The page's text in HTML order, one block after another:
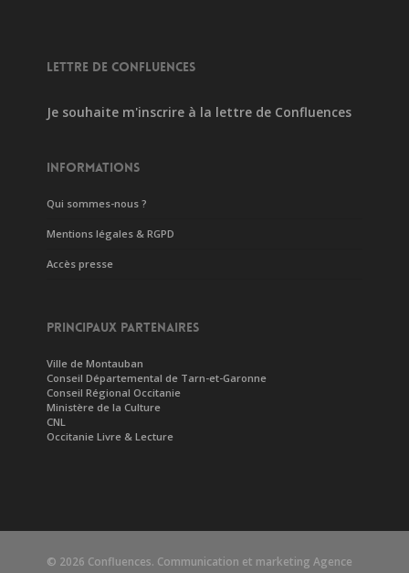
LETTRE DE CONFLUENCES
Je souhaite m'inscrire à la lettre de Confluences
INFORMATIONS
Qui sommes-nous ?
Mentions légales & RGPD
Accès presse
PRINCIPAUX PARTENAIRES
Ville de Montauban
Conseil Départemental de Tarn-et-Garonne
Conseil Régional Occitanie
Ministère de la Culture
CNL
Occitanie Livre & Lecture
© 2026 Confluences. Communication et marketing Agence